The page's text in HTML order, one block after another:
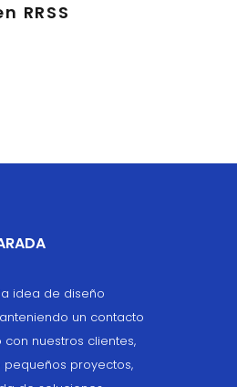
RRSS
idea de diseño
un contacto
con nuestros clientes,
proyectos,